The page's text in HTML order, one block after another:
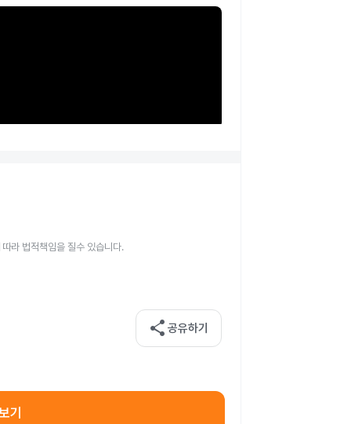
라 법적책임을 질수 있습니다.
share 공유하기
기